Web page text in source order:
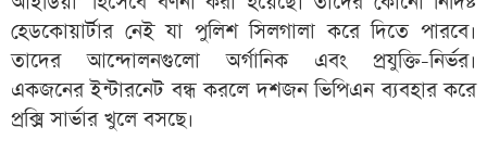
হেডকোয়ার্টার নেই যা পুলিশ সিলগালা করে দিতে পারবে।
তাদের আন্দোলনগুলো অর্গানিক এবং প্রযুক্তি-নির্ভর।
একজনের ইন্টারনেট বন্ধ করলে দশজন ভিপিএন ব্যবহার করে
প্রক্সি সার্ভার খুলে বসছে।